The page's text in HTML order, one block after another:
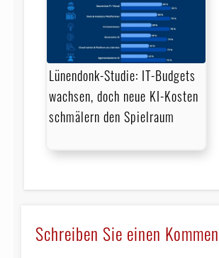
Lünendonk-Studie: IT-Budgets
wachsen, doch neue KI-Kosten
schmälern den Spielraum
Schreiben Sie einen